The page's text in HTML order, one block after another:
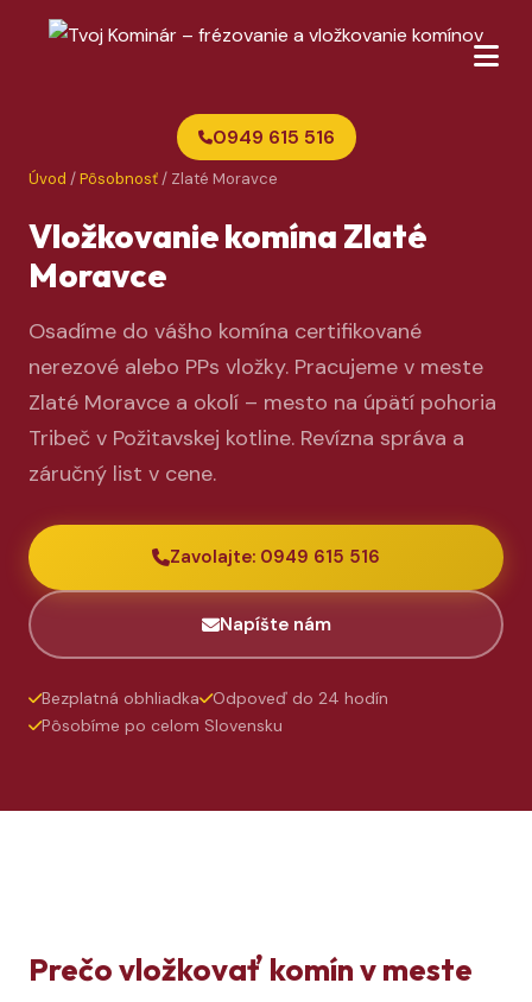
0949 615 516
Úvod /Pôsobnosť/ Zlaté Moravce
Vložkovanie komína Zlaté
Moravce
Osadíme do vášho komína certifikované
nerezové alebo PPs vložky. Pracujeme v meste
Zlaté Moravce a okolí – mesto na úpätí pohoria
Tribeč v Požitavskej kotline. Revízna správa a
záručný list v cene.
Zavolajte: 0949 615 516
Napíšte nám
Bezplatná obhliadka
Odpoveď do 24 hodín
Pôsobíme po celom Slovensku
Prečo vložkovať komín v meste